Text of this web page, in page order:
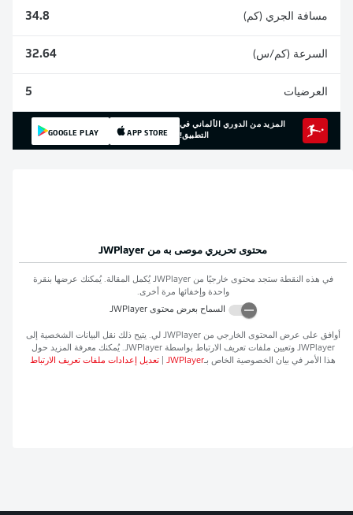
مسافة الجري (كم) 34.8
السرعة (كم/س) 32.64
العرضيات 5
المزيد من الدوري الألماني في
التطبيق!
APP STORE
GOOGLE PLAY
محتوى تحريري موصى به من JWPlayer
في هذه النقطة ستجد محتوى خارجيًا منJWPlayer يُكمل المقالة. يُمكنك عرضها بنقرة
واحدة وإخفائها مرة أخرى.
السماح بعرض محتوىJWPlayer
أوافق على عرض المحتوى الخارجي منJWPlayer لي. يتيح ذلك نقل البيانات الشخصية إلى
JWPlayer وتعيين ملفات تعريف الارتباط بواسطةJWPlayer. يُمكنك معرفة المزيد حول
هذا الأمر في بيان الخصوصية الخاص بـJWPlayer تعديل إعدادات ملفات تعريف الارتباط